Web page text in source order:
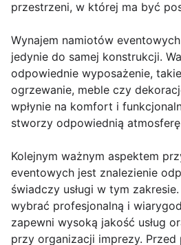
przestrzeni, w której ma być
Wynajem namiotów
jedynie do samej konstrukcji.
odpowiednie wyposażenie,
ogrzewanie, meble czy
wpłynie na komfort i
stworzy odpowiednią
Kolejnym ważnym aspektem
eventowych jest znalezienie
świadczy usługi w tym
wybrać profesjonalną i
zapewni wysoką jakość usług
przy organizacji imprezy.